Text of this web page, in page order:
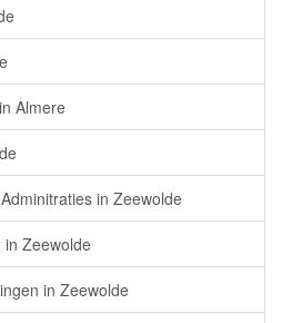
Almere
in Zeewolde
in Zeewolde
in Zeewolde